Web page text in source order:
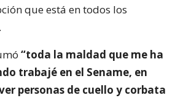
que está en todos los
“toda la maldad que me ha
trabajé en el Sename, en
personas de cuello y corbata